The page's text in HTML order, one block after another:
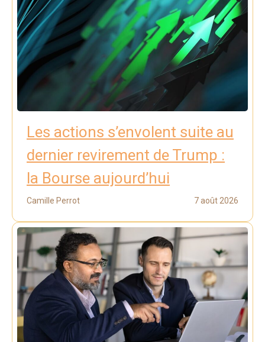
Les actions s’envolent suite au
dernier revirement de Trump :
la Bourse aujourd’hui
Camille Perrot 7 août 2026